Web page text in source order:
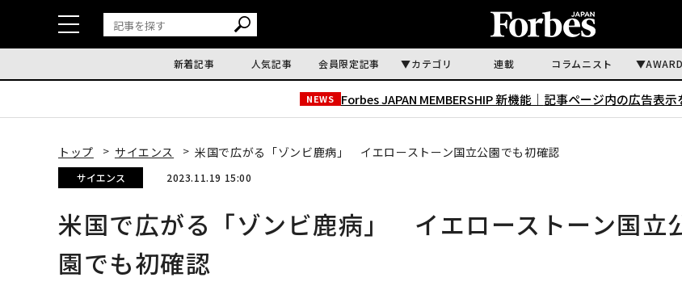
新着記事 人気記事 会員限定記事 カテゴリ 連載 コラムニスト AWARD
NEWS Forbes JAPAN MEMBERSHIP 新機能｜ 記事ページ内の広告表
トップ サイエンス 米国で広がる「ゾンビ鹿病」 イエローストーン国立公園でも初確認
サイエンス 2023.11.19 15:00
米国で広がる「ゾンビ鹿病」 イエローストーン国立
園でも初確認